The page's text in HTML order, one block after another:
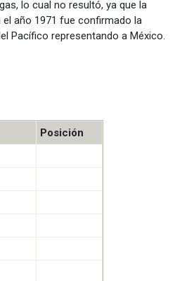
lo cual no resultó, ya que la
el año 1971 fue confirmado la
Pacífico representando a México.
Posición